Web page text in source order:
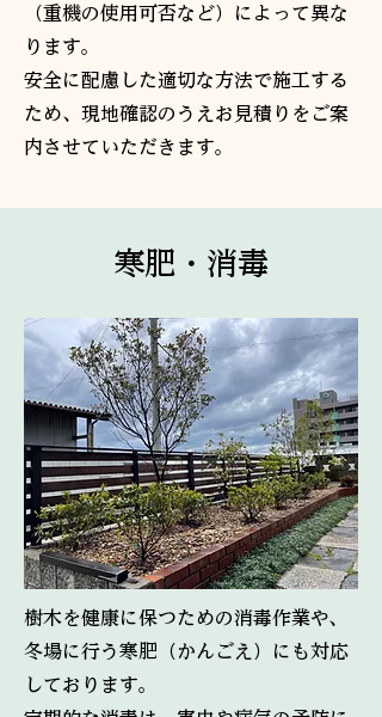
（重機の使用可否など）によって異な
ります。
安全に配慮した適切な方法で施工する
ため、現地確認のうえお見積りをご案
内させていただきます。
寒肥・消毒
樹木を健康に保つための消毒作業や、
冬場に行う寒肥（かんごえ）にも対応
しております。